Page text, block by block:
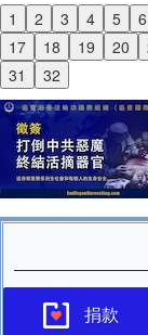
1 2 3 4 5 6
17
18 19 20
31
32
Previous
Next
捐款